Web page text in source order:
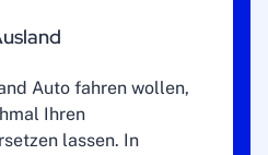
Auto fahren wollen,
Ihren
lassen. In